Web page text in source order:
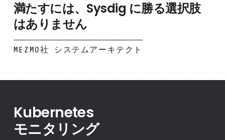
満たすには、Sysdig に勝る選択肢
はありません
MEZMO社 システムアーキテクト
Kubernetes
モニタリング